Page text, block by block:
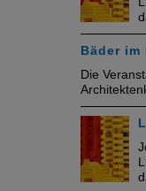
Bäder
Die